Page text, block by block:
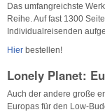
Das umfangreichste
Reihe. Auf fast 1300
Individualreisenden
Hier bestellen!
Lonely Planet:
Auch der andere große
Europas für den Low-